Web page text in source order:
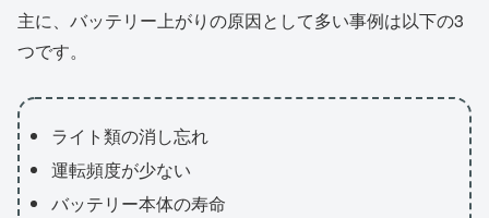
主に、バッテリー上がりの原因として多い事例は以下の3
つです。
ライト類の消し忘れ
運転頻度が少ない
バッテリー本体の寿命